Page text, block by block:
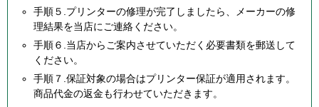
手順５.プリンターの修理が完了しましたら、メーカーの修
理結果を当店にご連絡ください。
手順６.当店からご案内させていただく必要書類を郵送して
ください。
手順７.保証対象の場合はプリンター保証が適用されます。
商品代金の返金も行わせていただきます。